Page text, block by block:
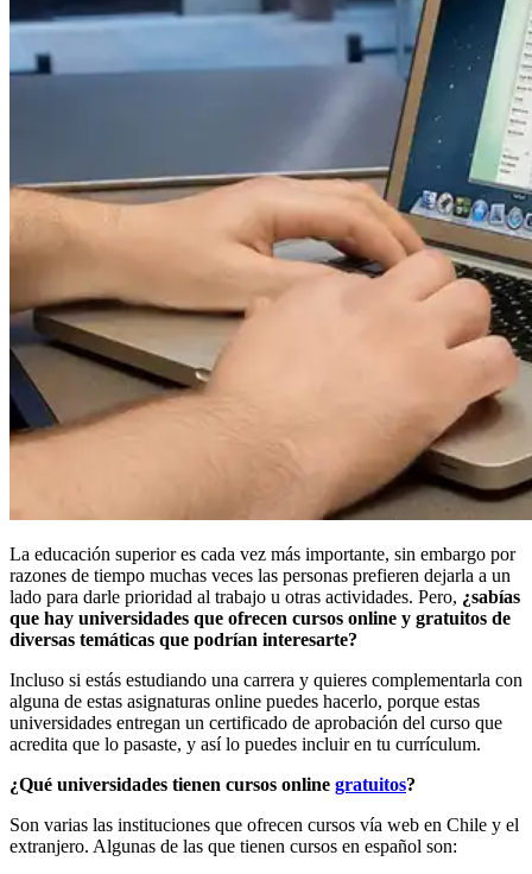
La educación superior es cada vez más importante, sin embargo por
razones de tiempo muchas veces las personas prefieren dejarla a un
lado para darle prioridad al trabajo u otras actividades. Pero, ¿sabías
que hay universidades que ofrecen cursos online y gratuitos de
diversas temáticas que podrían interesarte?
Incluso si estás estudiando una carrera y quieres complementarla con
alguna de estas asignaturas online puedes hacerlo, porque estas
universidades entregan un certificado de aprobación del curso que
acredita que lo pasaste, y así lo puedes incluir en tu currículum.
¿Qué universidades tienen cursos online gratuitos?
Son varias las instituciones que ofrecen cursos vía web en Chile y el
extranjero. Algunas de las que tienen cursos en español son: